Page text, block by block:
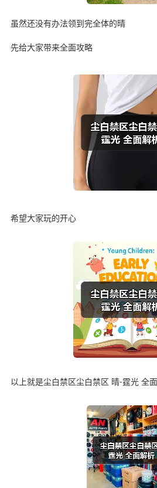
虽然还没有办法领到完全体的晴
先给大家带来全面攻略
希望大家玩的开心
以上就是尘白禁区尘白禁区 晴-霆光 全面